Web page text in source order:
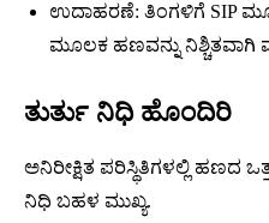
ಉದಾಹರಣೆ: ತಿಂಗಳಿಗೆ SIP
ಮೂಲಕ ಹಣವನ್ನು ನಿಶ್ಚಿತವಾಗಿ
ತುರ್ತು ನಿಧಿ ಹೊಂದಿರಿ
ಅನಿರೀಕ್ಷಿತ ಪರಿಸ್ಥಿತಿಗಳಲ್ಲಿ ಹಣದ
ನಿಧಿ ಬಹಳ ಮುಖ್ಯ.